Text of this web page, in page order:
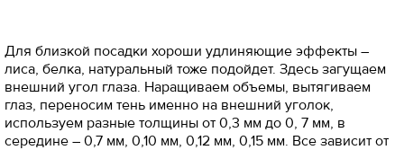
Для близкой посадки хороши удлиняющие эффекты –
лиса, белка, натуральный тоже подойдет. Здесь загущаем
внешний угол глаза. Наращиваем объемы, вытягиваем
глаз, переносим тень именно на внешний уголок,
используем разные толщины от 0,3 мм до 0, 7 мм, в
середине – 0,7 мм, 0,10 мм, 0,12 мм, 0,15 мм. Все зависит от